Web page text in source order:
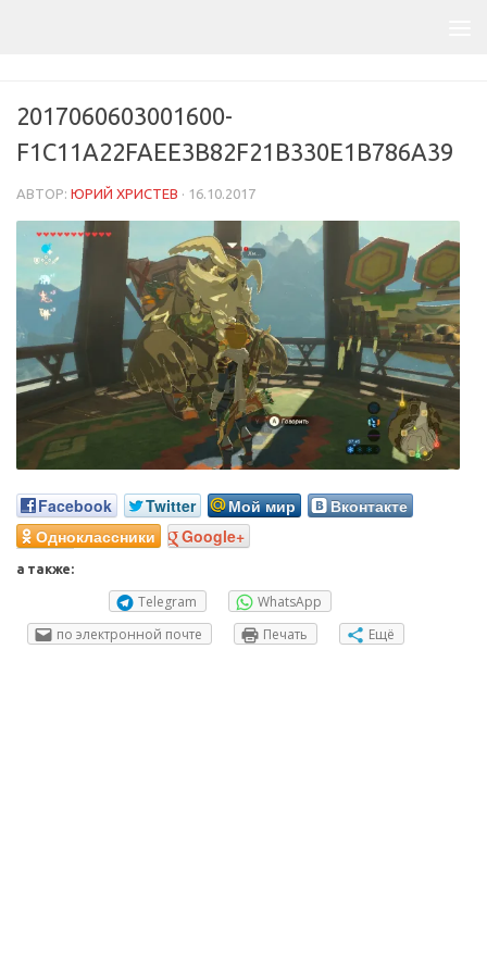
2017060603001600-
F1C11A22FAEE3B82F21B330E1B786A39
АВТОР: ЮРИЙ ХРИСТЕВ · 16.10.2017
Facebook Twitter Мой мир
Вконтакте
Одноклассники
Google+
а также:
Telegram
WhatsApp
по электронной почте
Печать Ещё